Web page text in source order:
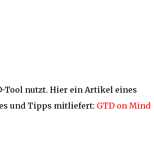
Tool nutzt. Hier ein Artikel eines
und Tipps mitliefert: GTD on Mind